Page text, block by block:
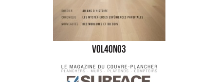
vol40no3